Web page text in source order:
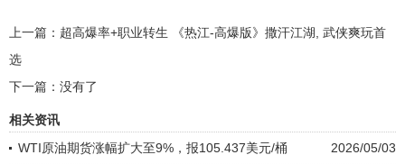
上一篇： 超高爆率+职业转生 《热江-高爆版》撒汗江湖, 武侠爽玩首
选
下一篇：没有了
相关资讯
2026/05/03
WTI原油期货涨幅扩大至9%，报105.437美元/桶